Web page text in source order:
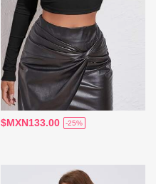
$MXN133.00 -25%